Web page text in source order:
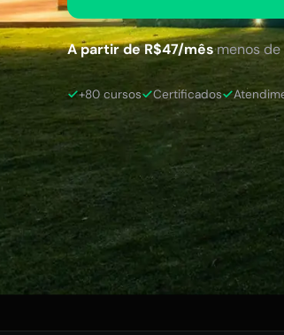
A partir de R$47/mês·menos de
+80 cursos Certificados